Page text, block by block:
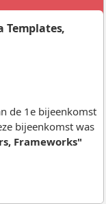
Templates,
de 1e bijeenkomst
bijeenkomst was
Frameworks"